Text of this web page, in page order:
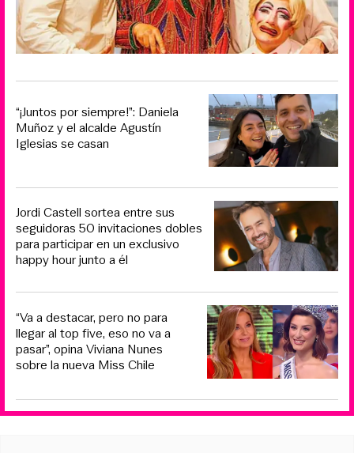
“¡Juntos por siempre!”: Daniela
Muñoz y el alcalde Agustín
Iglesias se casan
Jordi Castell sortea entre sus
seguidoras 50 invitaciones dobles
para participar en un exclusivo
happy hour junto a él
“Va a destacar, pero no para
llegar al top five, eso no va a
pasar”, opina Viviana Nunes
sobre la nueva Miss Chile